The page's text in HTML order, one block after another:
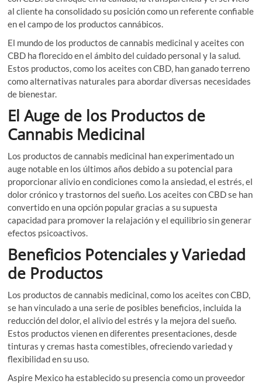
al cliente ha consolidado su posición como un referente confiable
en el campo de los productos cannábicos.
El mundo de los productos de cannabis medicinal y aceites con
CBD ha florecido en el ámbito del cuidado personal y la salud.
Estos productos, como los aceites con CBD, han ganado terreno
como alternativas naturales para abordar diversas necesidades
de bienestar.
El Auge de los Productos de
Cannabis Medicinal
Los productos de cannabis medicinal han experimentado un
auge notable en los últimos años debido a su potencial para
proporcionar alivio en condiciones como la ansiedad, el estrés, el
dolor crónico y trastornos del sueño. Los aceites con CBD se han
convertido en una opción popular gracias a su supuesta
capacidad para promover la relajación y el equilibrio sin generar
efectos psicoactivos.
Beneficios Potenciales y Variedad
de Productos
Los productos de cannabis medicinal, como los aceites con CBD,
se han vinculado a una serie de posibles beneficios, incluida la
reducción del dolor, el alivio del estrés y la mejora del sueño.
Estos productos vienen en diferentes presentaciones, desde
tinturas y cremas hasta comestibles, ofreciendo variedad y
flexibilidad en su uso.
Aspire Mexico ha establecido su presencia como un proveedor